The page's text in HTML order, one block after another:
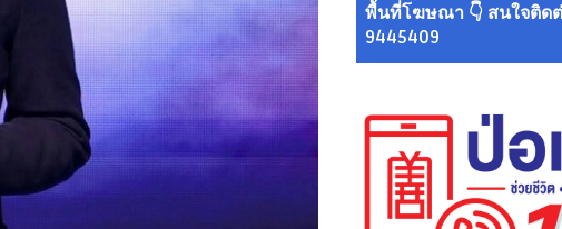
พื้นที่โฆษณา 👇 สนใจติด
9445409